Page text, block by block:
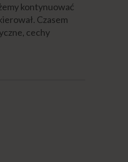
kontynuować
Czasem
cechy